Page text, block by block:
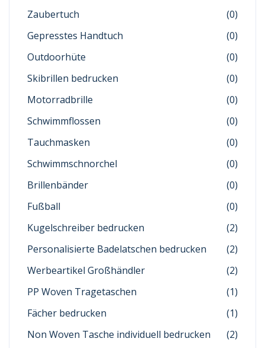
Zaubertuch
(0)
Gepresstes Handtuch
(0)
Outdoorhüte
(0)
Skibrillen bedrucken
(0)
Motorradbrille
(0)
Schwimmflossen
(0)
Tauchmasken
(0)
Schwimmschnorchel
(0)
Brillenbänder
(0)
Fußball
(0)
Kugelschreiber bedrucken
(2)
Personalisierte Badelatschen bedrucken
(2)
Werbeartikel Großhändler
(2)
PP Woven Tragetaschen
(1)
Fächer bedrucken
(1)
Non Woven Tasche individuell bedrucken
(2)